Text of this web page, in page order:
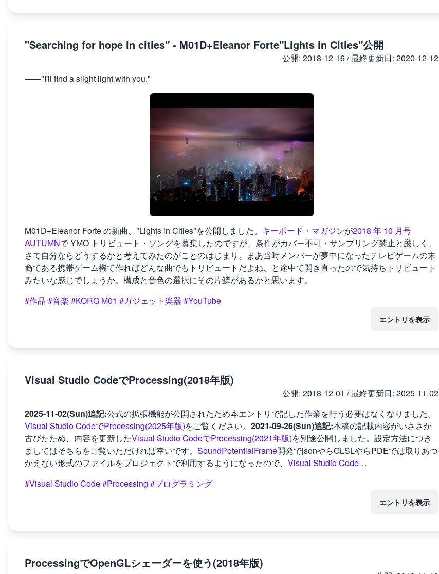
"Searching for hope in cities" - M01D+Eleanor Forte"Lights in Cities"公開
公開:2018-12-16/ 最終更新日:2020-12-12
――"I'll find a slight light with you."
M01D+Eleanor Forte の新曲、"Lights in Cities"を公開しました。 キーボード・マガジンが2018 年 10 月号
AUTUMNで YMO トリビュート・ソングを募集したのですが、条件がカバー不可・サンプリング禁止と厳しく、
さて自分ならどうするかと考えてみたのがことのはじまり。まあ当時メンバーが夢中になったテレビゲームの末
裔である携帯ゲーム機で作ればどんな曲でもトリビュートだよね、と途中で開き直ったので気持ちトリビュート
みたいな感じでしょうか。構成と音色の選択にその片鱗があるかと思います。
#作品 #音楽 #KORG M01 #ガジェット楽器 #YouTube
エントリを表示
Visual Studio CodeでProcessing(2018年版)
公開:2018-12-01 / 最終更新日:2025-11-02
2025-11-02(Sun)追記:公式の拡張機能が公開されたため本エントリで記した作業を行う必要はなくなりました。
Visual Studio CodeでProcessing(2025年版)をご覧ください。 2021-09-26(Sun)追記:本稿の記載内容がいささか
古びたため、内容を更新したVisual Studio CodeでProcessing(2021年版)を別途公開しました。設定方法につき
ましてはそちらをご覧いただければ幸いです。 SoundPotentialFrame開発でjsonやらGLSLやらPDEでは取りあつ
かえない形式のファイルをプロジェクトで利用するようになったので、 Visual Studio Code…
#Visual Studio Code#Processing #プログラミング
エントリを表示
ProcessingでOpenGLシェーダーを使う(2018年版)